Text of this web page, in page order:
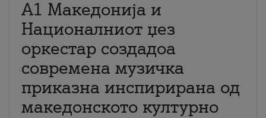
А1 Македонија и
Националниот џез
оркестар создадоа
современа музичка
приказна инспирирана од
македонското културно